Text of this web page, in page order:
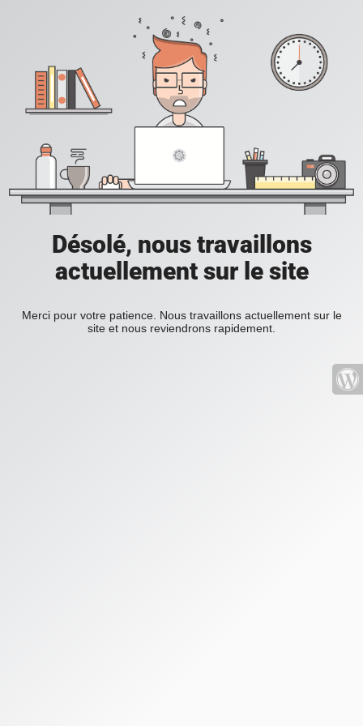
Désolé, nous travaillons
actuellement sur le site
Merci pour votre patience. Nous travaillons actuellement sur le
site et nous reviendrons rapidement.